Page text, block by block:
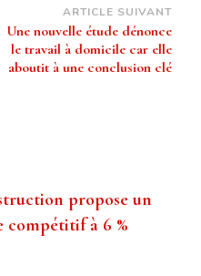
ARTICLE SUIVANT
Une nouvelle étude dénonce
le travail à domicile car elle
aboutit à une conclusion clé
propose un
compétitif à 6 %